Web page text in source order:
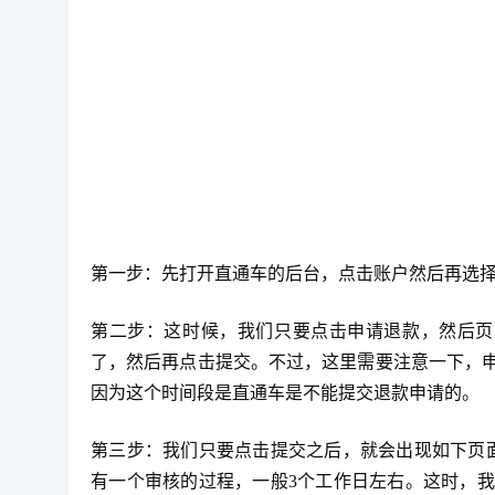
第一步：先打开直通车的后台，点击账户然后再选
第二步：这时候，我们只要点击申请退款，然后
了，然后再点击提交。不过，这里需要注意一下，
因为这个时间段是直通车是不能提交退款申请的。
第三步：我们只要点击提交之后，就会出现如下
有一个审核的过程，一般3个工作日左右。这时，